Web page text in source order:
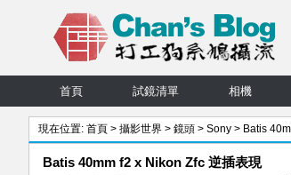
首頁 試鏡清單 相機
現在位置: 首頁 > 攝影世界 > 鏡頭 > Sony > Batis
Batis 40mm f2 x Nikon Zfc 逆插表現